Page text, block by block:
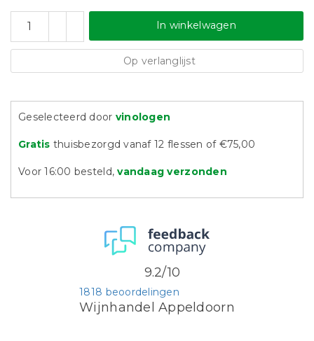
In winkelwagen
Op verlanglijst
Geselecteerd door vinologen
Gratis thuisbezorgd vanaf 12 flessen of €75,00
Voor 16:00 besteld,vandaag verzonden
Wijnhandel Appeldoorn
1818 beoordelingen
9.2/10